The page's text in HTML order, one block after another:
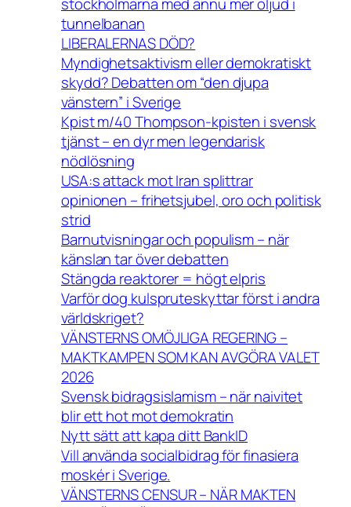
stockholmarna med ännu mer oljud i
tunnelbanan
LIBERALERNAS DÖD?
Myndighetsaktivism eller demokratiskt
skydd? Debatten om “den djupa
vänstern” i Sverige
Kpist m/40 Thompson-kpisten i svensk
tjänst – en dyr men legendarisk
nödlösning
USA:s attack mot Iran splittrar
opinionen – frihetsjubel, oro och politisk
strid
Barnutvisningar och populism – när
känslan tar över debatten
Stängda reaktorer = högt elpris
Varför dog kulspruteskyttar först i andra
världskriget?
VÄNSTERNS OMÖJLIGA REGERING –
MAKTKAMPEN SOM KAN AVGÖRA VALET
2026
Svensk bidragsislamism – när naivitet
blir ett hot mot demokratin
Nytt sätt att kapa ditt BankID
Vill använda socialbidrag för finasiera
moskér i Sverige.
VÄNSTERNS CENSUR – NÄR MAKTEN